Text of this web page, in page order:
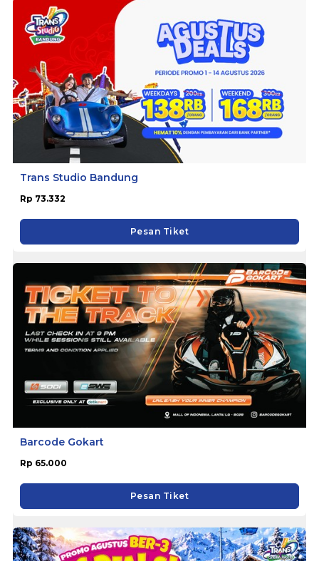
Trans Studio Bandung
Rp 73.332
Pesan Tiket
Barcode Gokart
Rp 65.000
Pesan Tiket